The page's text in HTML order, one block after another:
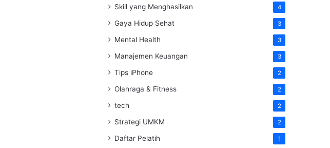
Skill yang Menghasilkan 4
Gaya Hidup Sehat 3
Mental Health 3
Manajemen Keuangan 3
Tips iPhone 2
Olahraga & Fitness 2
tech 2
Strategi UMKM 2
Daftar Pelatih 1